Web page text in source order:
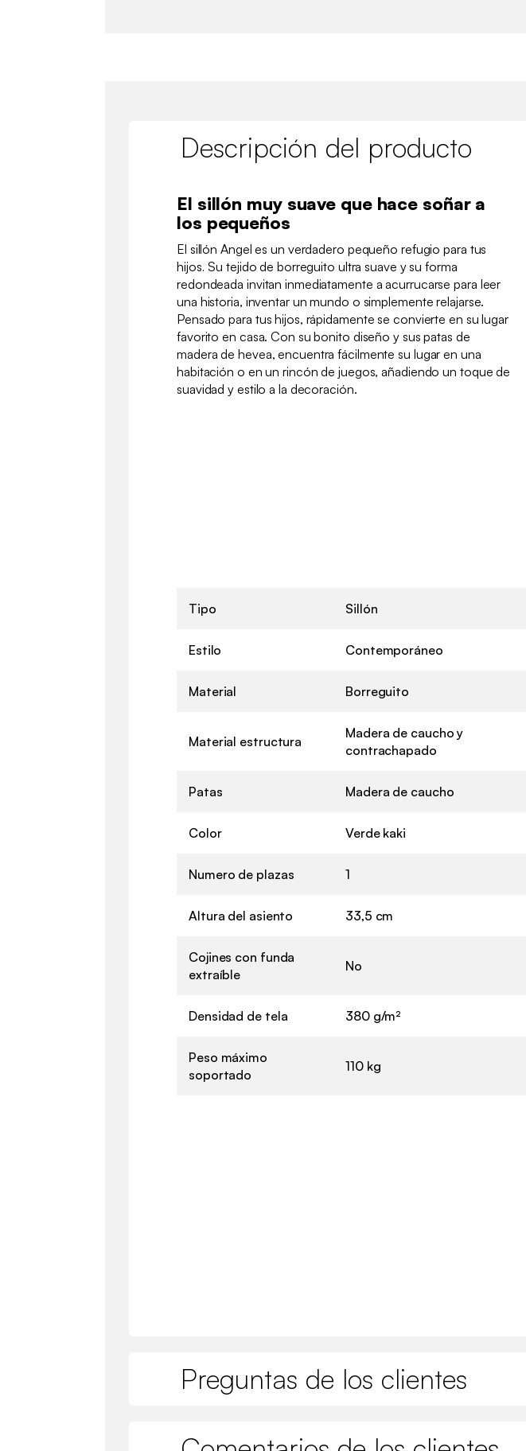
Descripción del producto
El sillón muy suave que hace soñar a
los pequeños
El sillón Angel es un verdadero pequeño refugio para tus
hijos. Su tejido de borreguito ultra suave y su forma
redondeada invitan inmediatamente a acurrucarse para leer
una historia, inventar un mundo o simplemente relajarse.
Pensado para tus hijos, rápidamente se convierte en su lugar
favorito en casa. Con su bonito diseño y sus patas de
madera de hevea, encuentra fácilmente su lugar en una
habitación o en un rincón de juegos, añadiendo un toque de
suavidad y estilo a la decoración.
Tipo Sillón
Estilo Contemporáneo
Material Borreguito
Material estructura
Madera de caucho y
contrachapado
Patas Madera de caucho
Color Verde kaki
Numero de plazas 1
Altura del asiento 33,5 cm
Cojines con funda
extraíble
No
Densidad de tela 380 g/m²
Peso máximo
soportado
110 kg
Preguntas de los clientes